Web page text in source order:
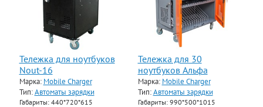
Тележка для ноутбуков
Nout-16
Марка: Mobile Charger
Тип:Автоматы зарядки
Габариты: 440*720*615
Тележка для 30
ноутбуков Альфа
Марка: Mobile Charger
Тип:Автоматы зарядки
Габариты: 990*500*1015